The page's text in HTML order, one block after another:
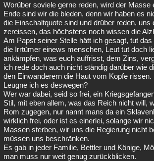
Worüber soviele gerne reden, wird der Masse
Ende sind wir die bleden, denn wir haben es
die Einschaltquote sind und drüber reden, uns
zereissen, das höchstens noch wissen die
Am Papst seiner Stelle hätt ich gesagt, tut
die Irrtümer einews menschen, Leut tut doch
ankämpfen, was euch auffrisst, dem Zins,
ich rede doch auch nicht ständig darüber wie
den Einwanderern die Haut vom Kopfe rissen.
Leugne ich es deswegen?
Wer war dabei, seid so frei, ein
Stil, mit eben allem, was das Reich nicht will,
Rom zugegen, nur nannt mans da ein
wirklich frei, oder ist es einerlei, solange wir
Massen sterben, wir uns die Regierung nicht
müssen uns beschränken.
Es gab in jeder Familie, Bettler und Könige,
man muss nur weit genug zurückblicken.